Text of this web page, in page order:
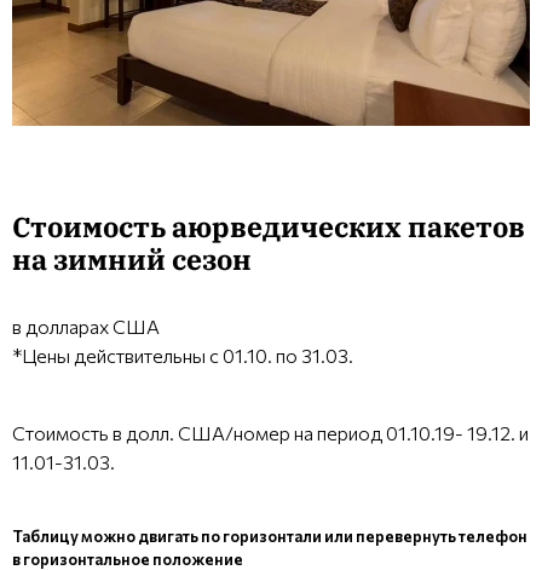
Стоимость аюрведических пакетов
на зимний сезон
в долларах США
*Цены действительны с 01.10. по 31.03.
Стоимость в долл. США/номер на период 01.10.19- 19.12. и
11.01-31.03.
Таблицу можно двигать по горизонтали или перевернуть телефон
в горизонтальное положение